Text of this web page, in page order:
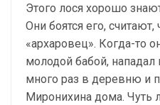
Этого лося хорошо
Они боятся его, считают,
«архаровец». Когда-то
молодой бабой, нападал
много раз в деревню и
Миронихина дома. Чуть